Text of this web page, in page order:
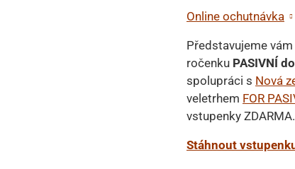
Online ochutnávka
Představujeme
ročenku PASIVNÍ
spolupráci s Nová
veletrhem FOR
vstupenky ZDARMA.
Stáhnout